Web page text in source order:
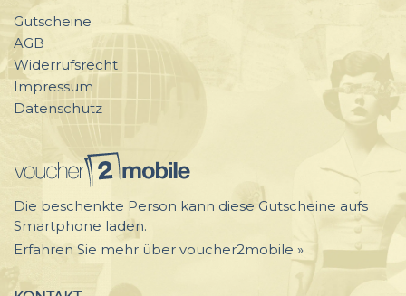
Gutscheine
AGB
Widerrufsrecht
Impressum
Datenschutz
Die beschenkte Person kann diese Gutscheine aufs
Smartphone laden.
Erfahren Sie mehr über voucher2mobile »